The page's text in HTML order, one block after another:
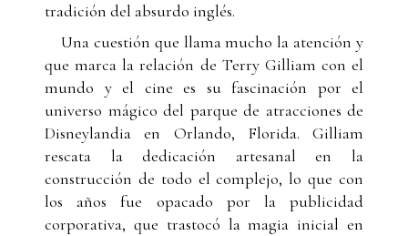
tradición del absurdo inglés.
Una cuestión que llama mucho la atención y
que marca la relación de Terry Gilliam con el
mundo y el cine es su fascinación por el
universo mágico del parque de atracciones de
Disneylandia en Orlando, Florida. Gilliam
rescata la dedicación artesanal en la
construcción de todo el complejo, lo que con
los años fue opacado por la publicidad
corporativa, que trastocó la magia inicial en